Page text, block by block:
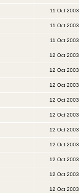
11 Oct 2003
11 Oct 2003
11 Oct 2003
12 Oct 2003
12 Oct 2003
12 Oct 2003
12 Oct 2003
12 Oct 2003
12 Oct 2003
12 Oct 2003
12 Oct 2003
12 Oct 2003
12 Oct 2003